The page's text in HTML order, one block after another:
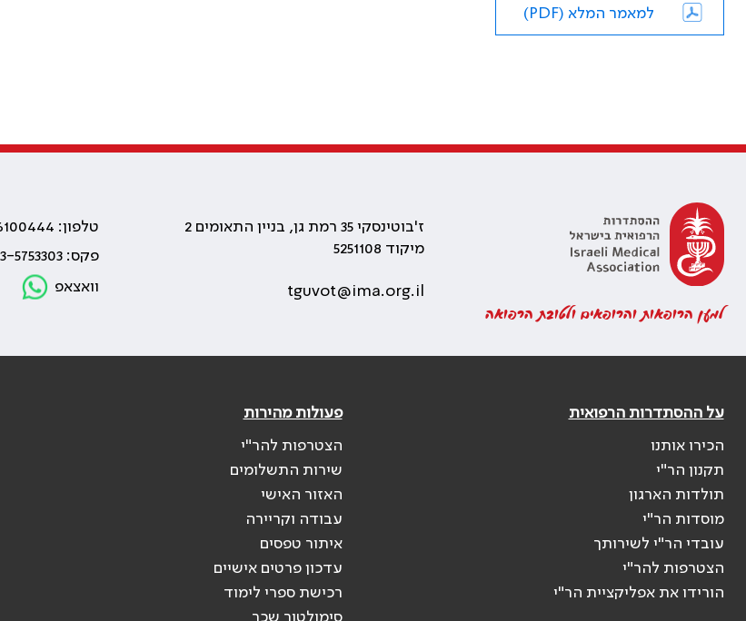
למאמר המלא (PDF)
למען הרופאות והרופאים ולטובת הרפואה
ז'בוטינסקי 35 רמת גן, בניין התאומים 2
מיקוד 5251108
tguvot@ima.org.il
טלפון: 03-6100444
פקס: 03-5753303
וואצאפ
על ההסתדרות הרפואית
הכירו אותנו
תקנון הר"י
תולדות הארגון
מוסדות הר"י
עובדי הר"י לשירותך
הצטרפות להר"י
הורידו את אפליקציית הר"י
פעולות מהירות
הצטרפות להר"י
שירות התשלומים
האזור האישי
עבודה וקריירה
איתור טפסים
עדכון פרטים אישיים
רכישת ספרי לימוד